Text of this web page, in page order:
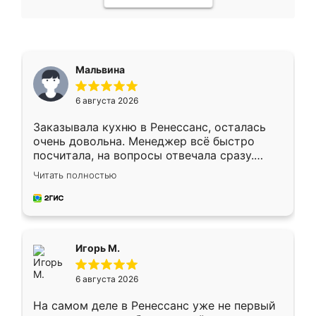
Мальвина
6 августа 2026
Заказывала кухню в Ренессанс, осталась
очень довольна. Менеджер всё быстро
посчитала, на вопросы отвечала сразу.
Замерщик приехал в субботу, подошёл к
делу со всей ответственностью. Собрали
за день, ребята работали аккуратно, даже
Читать полностью
Игорь М.
6 августа 2026
На самом деле в Ренессанс уже не первый